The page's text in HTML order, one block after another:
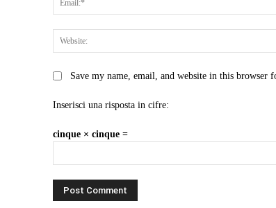
Save my name, email, and website in this browser
Inserisci una risposta in cifre:
cinque × cinque =